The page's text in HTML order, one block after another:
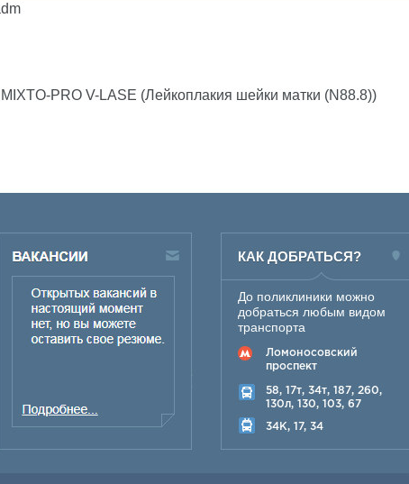
PRO V-LASE (Лейкоплакия шейки матки (N88.8))
КАК ДОБРАТЬСЯ?
До поликлиники можно
добраться любым видом
транспорта
Ломоносовский
проспект
58, 17т, 34т, 187, 260,
130л, 130, 103, 67
34K, 17, 34